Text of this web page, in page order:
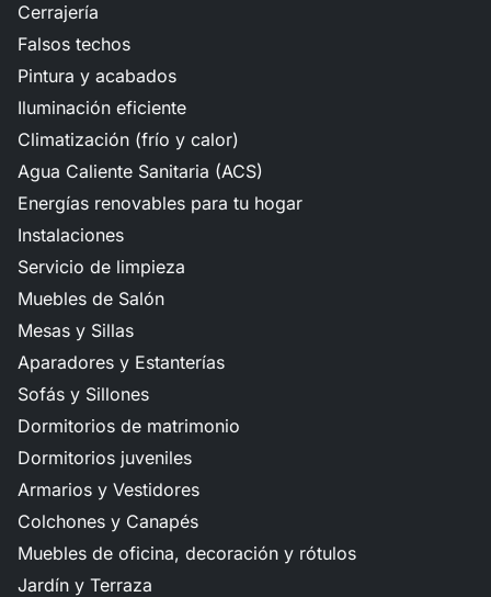
Cerrajería
Falsos techos
Pintura y acabados
Iluminación eficiente
Climatización (frío y calor)
Agua Caliente Sanitaria (ACS)
Energías renovables para tu hogar
Instalaciones
Servicio de limpieza
Muebles de Salón
Mesas y Sillas
Aparadores y Estanterías
Sofás y Sillones
Dormitorios de matrimonio
Dormitorios juveniles
Armarios y Vestidores
Colchones y Canapés
Muebles de oficina, decoración y rótulos
Jardín y Terraza